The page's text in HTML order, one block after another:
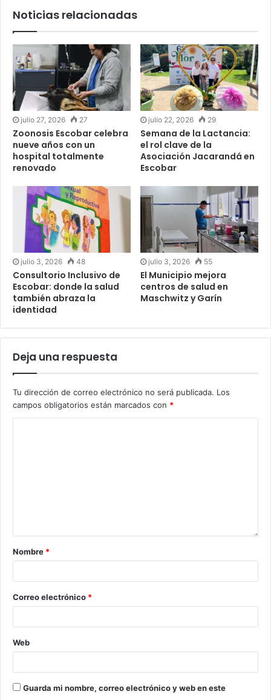
Noticias relacionadas
julio 27, 2026 27
Zoonosis Escobar celebra
nueve años con un
hospital totalmente
renovado
julio 22, 2026 29
Semana de la Lactancia:
el rol clave de la
Asociación Jacarandá en
Escobar
julio 3, 2026 48
Consultorio Inclusivo de
Escobar: donde la salud
también abraza la
identidad
julio 3, 2026 55
El Municipio mejora
centros de salud en
Maschwitz y Garín
Deja una respuesta
Tu dirección de correo electrónico no será publicada. Los
campos obligatorios están marcados con *
Nombre *
Correo electrónico *
Web
Guarda mi nombre, correo electrónico y web en este